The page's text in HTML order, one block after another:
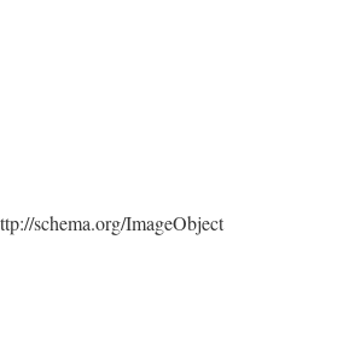
schema.org/ImageObject